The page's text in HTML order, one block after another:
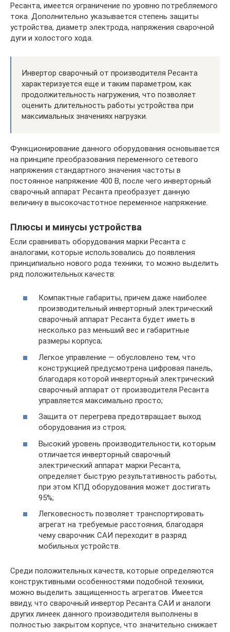
Ресанта, имеется ограничение по уровню потребляемого
тока. Дополнительно указывается степень защиты
устройства, диаметр электрода, напряжения сварочной
дуги и холостого хода.
Инвертор сварочный от производителя Ресанта
характеризуется еще и таким параметром, как
продолжительность нагружения, что позволяет
оценить длительность работы устройства при
максимальных значениях нагрузки.
Функционирование данного оборудования основывается
на принципе преобразования переменного сетевого
напряжения стандартного значения частоты в
постоянное напряжение 400 В, после чего инверторный
сварочный аппарат Ресанта преобразует данную
величину в высокочастотное переменное напряжение.
Плюсы и минусы устройства
Если сравнивать оборудования марки Ресанта с
аналогами, которые использовались до появления
принципиально нового рода техники, то можно выделить
ряд положительных качеств:
Компактные габариты, причем даже наиболее
производительный инверторный электрический
сварочный аппарат Ресанта будет иметь в
несколько раз меньший вес и габаритные
размеры корпуса;
Легкое управление — обусловлено тем, что
конструкцией предусмотрена цифровая панель,
благодаря которой инверторный электрический
сварочный аппарат от производителя Ресанта
управляется максимально просто;
Защита от перегрева предотвращает выход
оборудования из строя;
Высокий уровень производительности, которым
отличается инверторный сварочный
электрический аппарат марки Ресанта,
определяет быструю результативность работы,
при этом КПД оборудования может достигать
95%;
Легковесность позволяет транспортировать
агрегат на требуемые расстояния, благодаря
чему сварочник САИ переходит в разряд
мобильных устройств.
Среди положительных качеств, которые определяются
конструктивными особенностями подобной техники,
можно выделить защищенность агрегатов. Имеется
ввиду, что сварочный инвертор Ресанта САИ и аналоги
других линеек данного производителя выполнены в
полностью закрытом корпусе, что значительно снижает